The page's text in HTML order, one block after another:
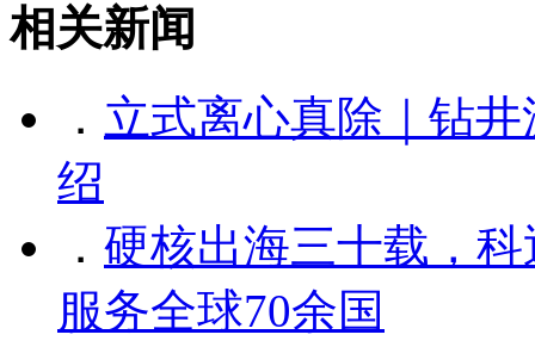
相关新闻
． 立式离心真除｜钻
绍
． 硬核出海三十载，
服务全球70余国